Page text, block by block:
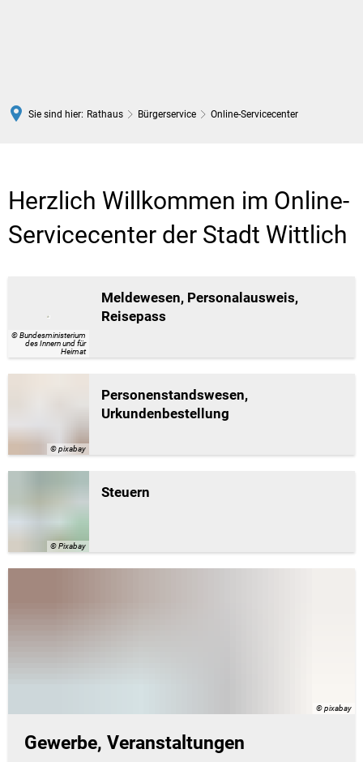
Sie sind hier: Rathaus Bürgerservice Online-Servicecenter
Servicecenter
Herzlich Willkommen im Online-
Servicecenter der Stadt Wittlich
© Bundesministerium
des Innern und für
Heimat
Meldewesen, Personalausweis,
Reisepass
© pixabay
Personenstandswesen,
Urkundenbestellung
© Pixabay
Steuern
© pixabay
Gewerbe, Veranstaltungen